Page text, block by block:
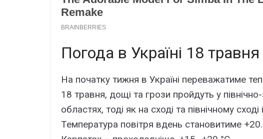
Погода в Україні 18 травня
На початку тижня в Україні переважатиме
18 травня, дощі та грози пройдуть у
областях, тоді як на сході та північному
Температура повітря вдень становитиме